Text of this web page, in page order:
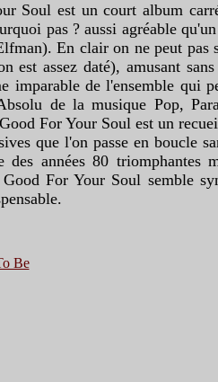
est un court album
pas ? aussi agréable
En clair on ne peut pas
est assez daté), amusant
imparable de l'ensemble qui
de la musique Pop,
For Your Soul est un
que l'on passe en boucle
des années 80 triomphantes
For Your Soul semble
Be